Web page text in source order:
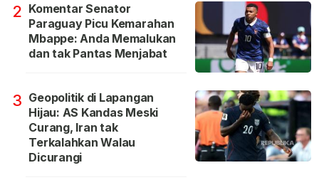
2 Komentar Senator
Paraguay Picu Kemarahan
Mbappe: Anda Memalukan
dan tak Pantas Menjabat
3 Geopolitik di Lapangan
Hijau: AS Kandas Meski
Curang, Iran tak
Terkalahkan Walau
Dicurangi